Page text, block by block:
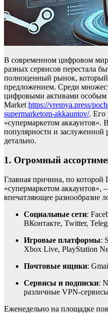
В современном цифровом
разных сервисов перестала
полноценный рынок, который
предложением. Среди
цифровыми активами особым
Markethttps://vremya.press/
supermarketom-akkauntov/. Его
«супермаркетом аккаунтов».
популярности и заслуженной
детально.
1. Огромный
Главная причина, по
«супермаркетом аккаунтов»,
впечатляющее разнообразие
Социальные сети:
ВКонтакте, Twitter,
Игровые платформы:
Xbox Live, PlayStation
Почтовые ящики:
Сервисы и подписки:
различные VPN-
Еженедельно на площадке